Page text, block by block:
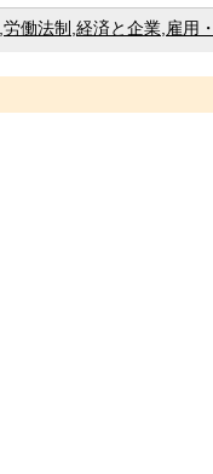
労働法制 経済と企業 雇用